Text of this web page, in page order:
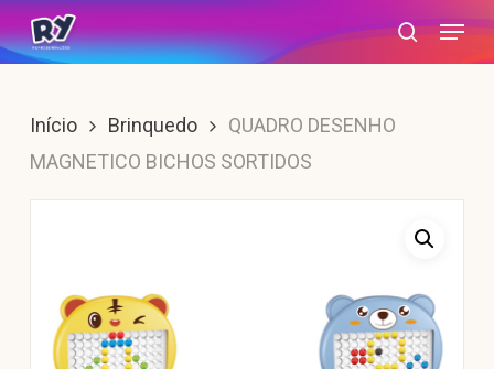
Skip
to
content
search
Menu
Início Brinquedo
QUADRO DESENHO
MAGNETICO BICHOS SORTIDOS